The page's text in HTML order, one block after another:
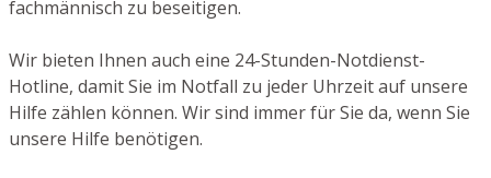
fachmännisch zu beseitigen.
Wir bieten Ihnen auch eine 24-Stunden-Notdienst-
Hotline, damit Sie im Notfall zu jeder Uhrzeit auf unsere
Hilfe zählen können. Wir sind immer für Sie da, wenn Sie
unsere Hilfe benötigen.